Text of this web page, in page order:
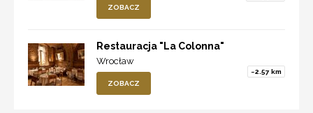
ZOBACZ
Restauracja "La Colonna"
Wrocław
~2.57 km
ZOBACZ